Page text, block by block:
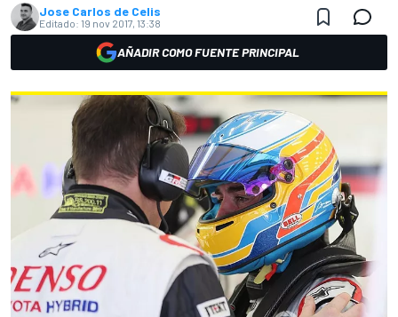
Jose Carlos de Celis
Editado: 19 nov 2017, 13:38
AÑADIR COMO FUENTE PRINCIPAL